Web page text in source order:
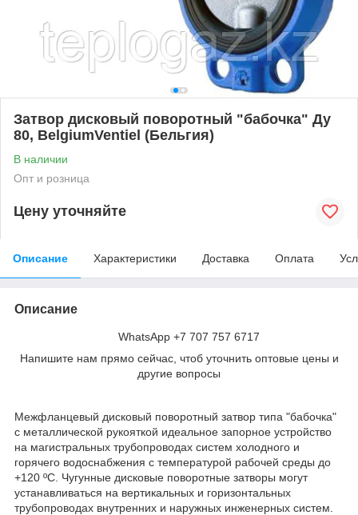
Затвор дисковый поворотный "бабочка" Ду
80, BelgiumVentiel (Бельгия)
В наличии
Опт и розница
Цену уточняйте
Описание Характеристики Доставка Оплата
Описание
WhatsApp +7 707 757 6717
Напишите нам прямо сейчас, чтоб уточнить оптовые цены и
другие вопросы
Межфланцевый дисковый поворотный затвор типа "бабочка"
с металлической рукояткой идеальное запорное устройство
на магистральных трубопроводах систем холодного и
горячего водоснабжения с температурой рабочей среды до
+120 ºC. Чугунные дисковые поворотные затворы могут
устанавливаться на вертикальных и горизонтальных
трубопроводах внутренних и наружных инженерных систем.